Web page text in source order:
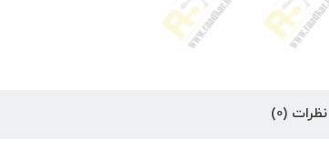
نظرات (0)